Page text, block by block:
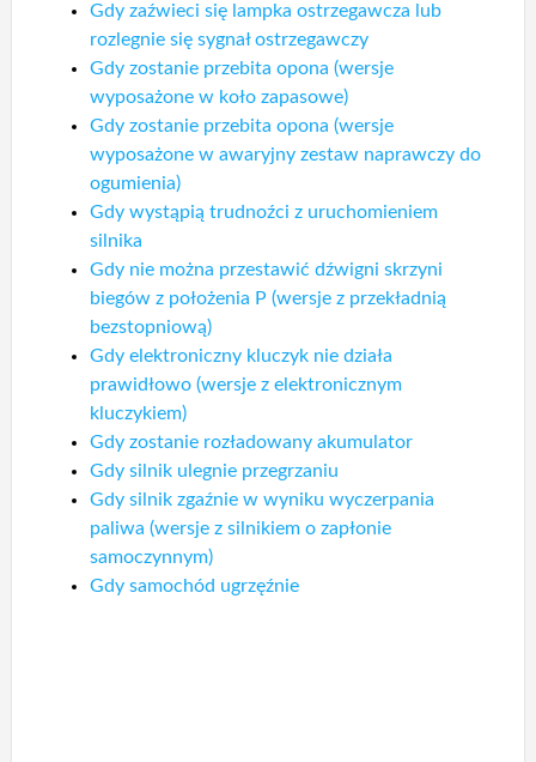
Gdy zaźwieci się lampka ostrzegawcza lub
rozlegnie się sygnał ostrzegawczy
Gdy zostanie przebita opona (wersje
wyposażone w koło zapasowe)
Gdy zostanie przebita opona (wersje
wyposażone w awaryjny zestaw naprawczy do
ogumienia)
Gdy wystąpią trudnoźci z uruchomieniem
silnika
Gdy nie można przestawić dźwigni skrzyni
biegów z położenia P (wersje z przekładnią
bezstopniową)
Gdy elektroniczny kluczyk nie działa
prawidłowo (wersje z elektronicznym
kluczykiem)
Gdy zostanie rozładowany akumulator
Gdy silnik ulegnie przegrzaniu
Gdy silnik zgaźnie w wyniku wyczerpania
paliwa (wersje z silnikiem o zapłonie
samoczynnym)
Gdy samochód ugrzęźnie